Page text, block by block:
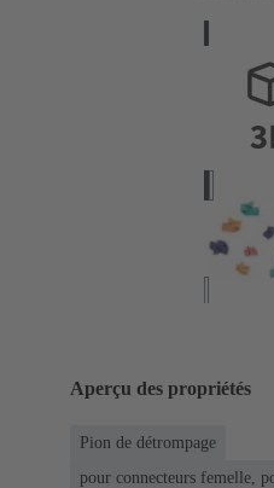
Aperçu des propriétés
Pion de détrompage
pour connecteurs femelle,